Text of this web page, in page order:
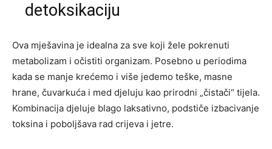
detoksikaciju
Ova mješavina je idealna za sve koji žele pokrenuti
metabolizam i očistiti organizam. Posebno u periodima
kada se manje krećemo i više jedemo teške, masne
hrane, čuvarkuća i med djeluju kao prirodni „čistači“ tijela.
Kombinacija djeluje blago laksativno, podstiče izbacivanje
toksina i poboljšava rad crijeva i jetre.